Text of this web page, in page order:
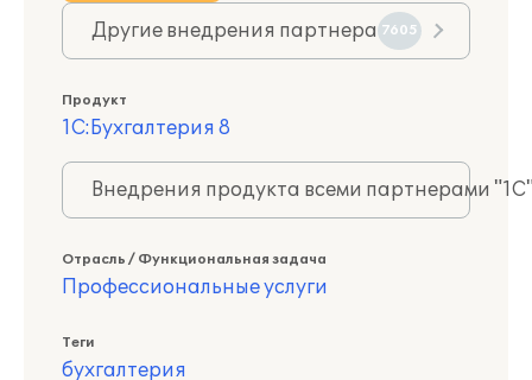
Другие внедрения партнера 7605
Продукт
1С:Бухгалтерия 8
Внедрения продукта всеми партнерами
Отрасль / Функциональная задача
Профессиональные услуги
Теги
бухгалтерия